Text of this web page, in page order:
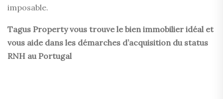
imposable.
Tagus Property vous trouve le bien immobilier idéal et
vous aide dans les démarches d’acquisition du status
RNH au Portugal